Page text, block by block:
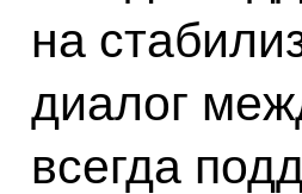
на
диалог
всегда